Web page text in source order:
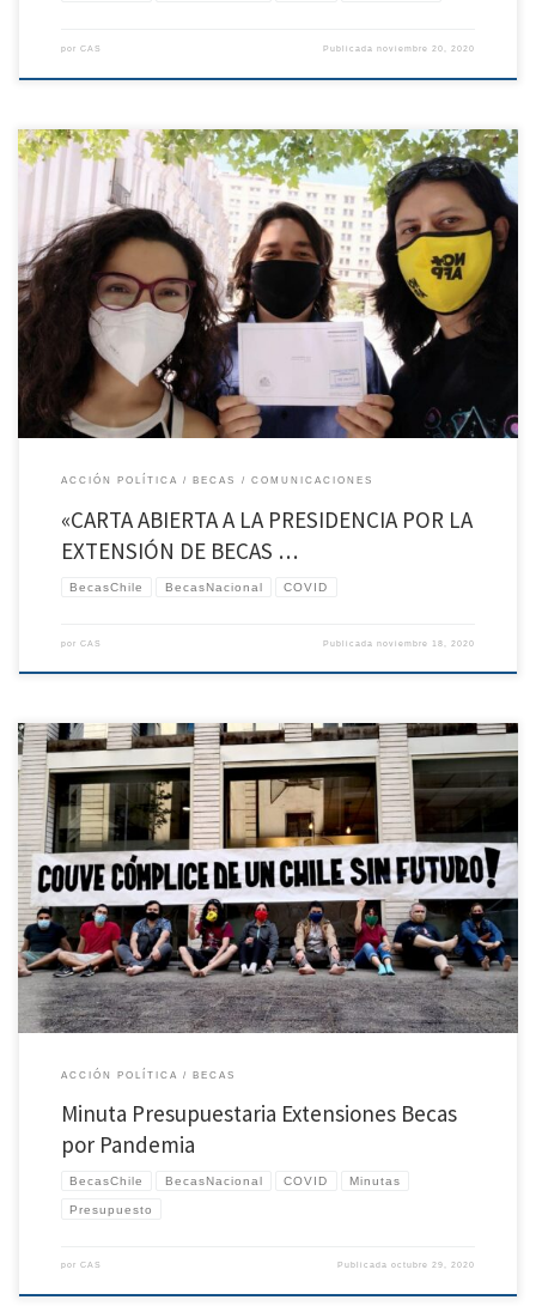
por CAS Publicadanoviembre 20, 2020
Sr. Sebastián Piñera EcheñiquePresidente de la República de ChilePresente
Distribución:Sr. Ignacio Briones Rojas – Ministro de Hacienda.Sr. Andrés Couve Correa
– Ministro de Ciencia, Tecnología, Conocimiento e Innovación.Sr. Cristián Monckeberg
Bruner – Ministro Secretario General de la Presidencia. Su Excelencia Sr. Presidente,
Durante agosto de 2018 se materializó la creación […]
ACCIÓN POLÍTICA BECAS COMUNICACIONES
«CARTA ABIERTA A LA PRESIDENCIA POR LA
EXTENSIÓN DE BECAS …
BecasChile BecasNacional COVID
por CAS Publicadanoviembre 18, 2020
Por medio del presente documento, se quiere facilitar información importante para el
debate de presupuesto 2021 que se está realizando en la Comisión Mixta de
Presupuesto del Congreso Nacional, sobre la situación de becarios y becarias de la
Agencia Nacional de Investigación y Desarrollo (ANID), distribuidos tanto en Chile
como […]
ACCIÓN POLÍTICA BECAS
Minuta Presupuestaria Extensiones Becas
por Pandemia
BecasChile BecasNacional COVID Minutas
Presupuesto
por CAS Publicadaoctubre 29, 2020